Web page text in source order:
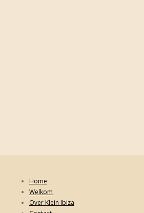
Home
Welkom
Over Klein Ibiza